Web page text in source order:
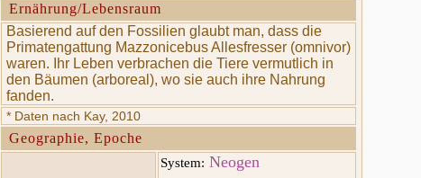
Ernährung/Lebensraum
Basierend auf den Fossilien glaubt man, dass die
Primatengattung Mazzonicebus Allesfresser (omnivor)
waren. Ihr Leben verbrachen die Tiere vermutlich in
den Bäumen (arboreal), wo sie auch ihre Nahrung
fanden.
* Daten nach Kay, 2010
Geographie, Epoche
System: Neogen